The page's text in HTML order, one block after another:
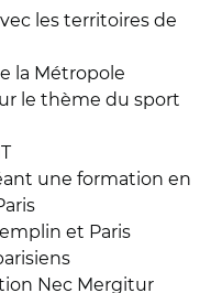
les territoires de
la Métropole
le thème du sport
une formation en
et Paris
Nec Mergitur